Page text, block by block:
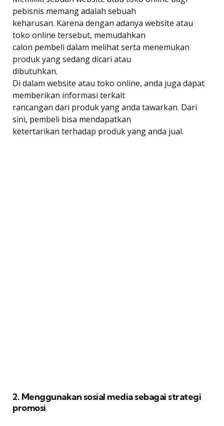
pebisnis memang adalah sebuah
keharusan. Karena dengan adanya website atau
toko online tersebut, memudahkan
calon pembeli dalam melihat serta menemukan
produk yang sedang dicari atau
dibutuhkan.
Di dalam website atau toko online, anda juga dapat
memberikan informasi terkait
rancangan dari produk yang anda tawarkan. Dari
sini, pembeli bisa mendapatkan
ketertarikan terhadap produk yang anda jual.
2. Menggunakan sosial media sebagai strategi
promosi